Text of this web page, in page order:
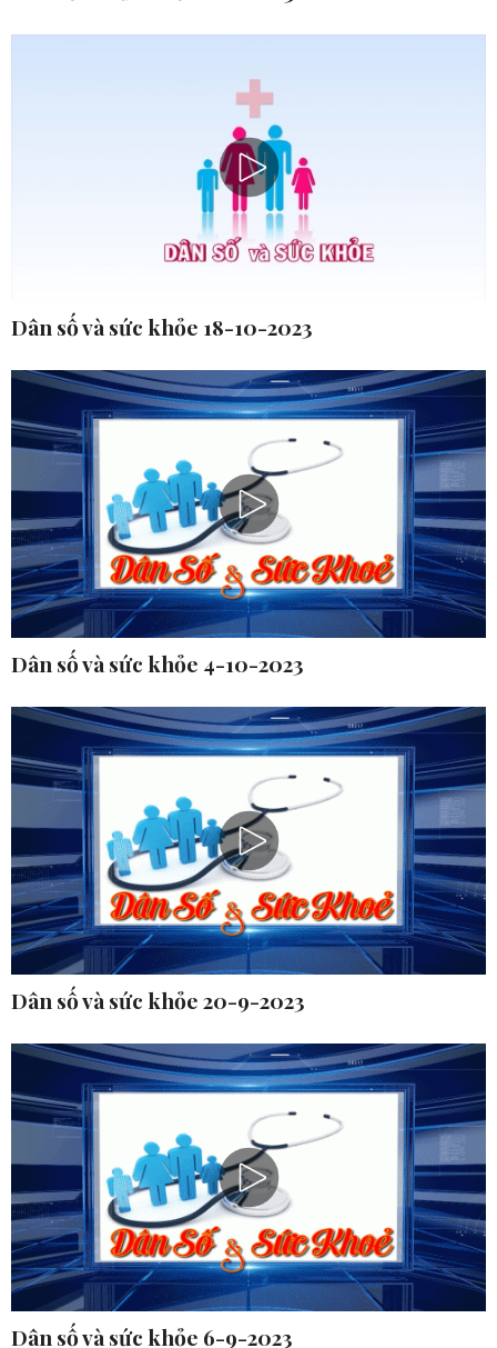
Dân số và sức khỏe 18-10-2023
Dân số và sức khỏe 4-10-2023
Dân số và sức khỏe 20-9-2023
Dân số và sức khỏe 6-9-2023